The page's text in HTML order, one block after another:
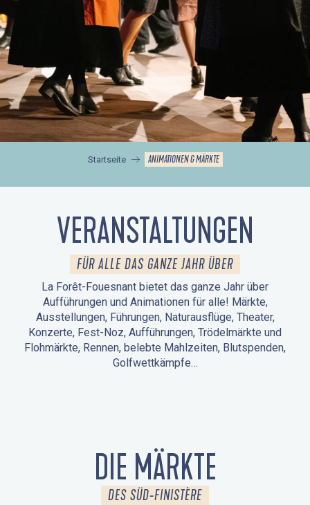
Startseite ANIMATIONEN & MÄRKTE
VERANSTALTUNGEN
FÜR ALLE DAS GANZE JAHR ÜBER
La Forêt-Fouesnant bietet das ganze Jahr über
Aufführungen und Animationen für alle! Märkte,
Ausstellungen, Führungen, Naturausflüge, Theater,
Konzerte, Fest-Noz, Aufführungen, Trödelmärkte und
Flohmärkte, Rennen, belebte Mahlzeiten, Blutspenden,
Golfwettkämpfe…
DIE MÄRKTE
DES SÜD-FINISTÈRE